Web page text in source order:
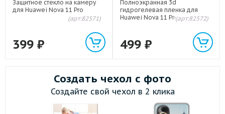
Защитное стекло на камеру
для Huawei Nova 11 Pro
(арт:82571)
399 ₽
Полноэкранная 3d
гидрогелевая пленка для
Huawei Nova 11 Pro/11 Ultra
(арт:82572)
499 ₽
Создать чехол с фото
Создайте свой чехол в 2 клика